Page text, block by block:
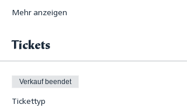
Mehr anzeigen
Tickets
Verkauf beendet
Tickettyp